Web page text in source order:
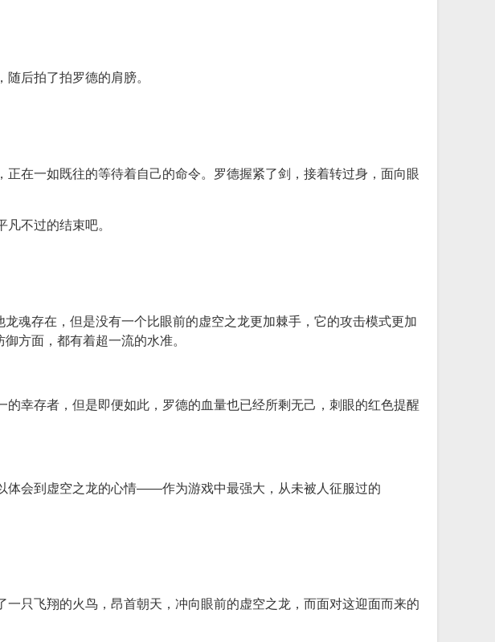
后拍了拍罗德的肩膀。
在一如既往的等待着自己的命令。罗德握紧了剑，接着转过身，面向眼
不过的结束吧。
魂存在，但是没有一个比眼前的虚空之龙更加棘手，它的攻击模式更加
方面，都有着超一流的水准。
幸存者，但是即便如此，罗德的血量也已经所剩无己，刺眼的红色提醒
体会到虚空之龙的心情——作为游戏中最强大，从未被人征服过的
只飞翔的火鸟，昂首朝天，冲向眼前的虚空之龙，而面对这迎面而来的